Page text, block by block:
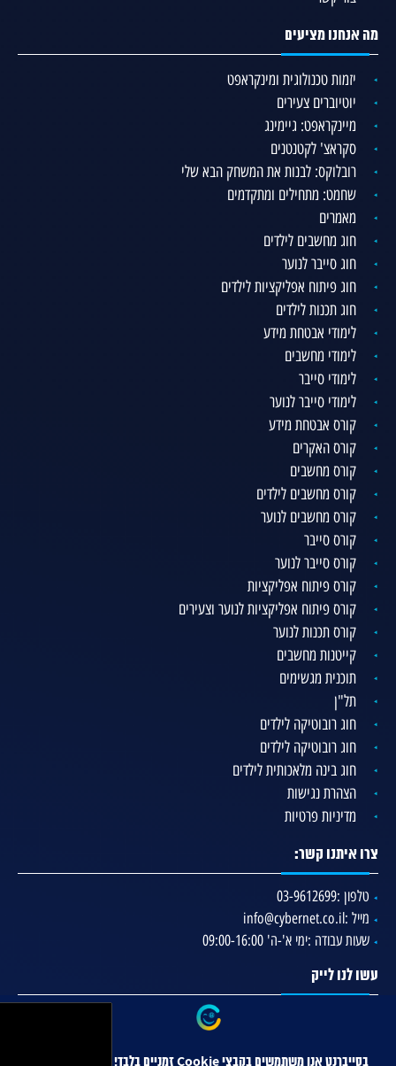
מה אנחנו מציעים
יזמות טכנולוגית ומינקראפט
יוטיוברים צעירים
מיינקראפט: גיימינג
סקראצ' לקטנטנים
רובלוקס: לבנות את המשחק הבא שלי
שחמט: מתחילים ומתקדמים
מאמרים
חוג מחשבים לילדים
חוג סייבר לנוער
חוג פיתוח אפליקציות לילדים
חוג תכנות לילדים
לימודי אבטחת מידע
לימודי מחשבים
לימודי סייבר
לימודי סייבר לנוער
קורס אבטחת מידע
קורס האקרים
קורס מחשבים
קורס מחשבים לילדים
קורס מחשבים לנוער
קורס סייבר
קורס סייבר לנוער
קורס פיתוח אפליקציות
קורס פיתוח אפליקציות לנוער וצעירים
קורס תכנות לנוער
קייטנות מחשבים
תוכנית מגשימים
תל"ן
חוג רובוטיקה לילדים
חוג רובוטיקה לילדים
חוג בינה מלאכותית לילדים
הצהרת נגישות
מדיניות פרטיות
צרו איתנו קשר:
טלפון :03-9612699
מייל :info@cybernet.co.il
שעות עבודה :ימי א'-ה' 09:00-16:00
עשו לנו לייק